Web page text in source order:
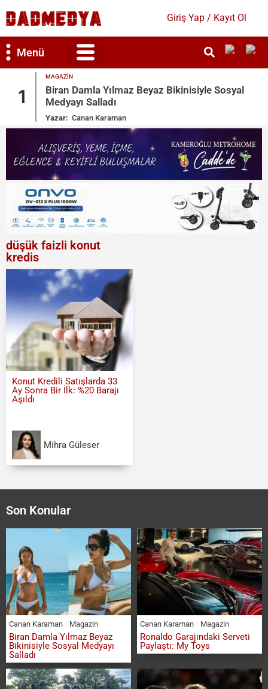
Giriş Yap / Kayıt Ol
Menü
1
MAGAZIN
Biran Damla Yılmaz Beyaz Bikinisiyle Sosyal
Medyayı Salladı
Yazar: Canan Karaman
düşük faizli konut
kredis
Konut Kredili Satışlarda 33
Ay Sonra Bir İlk: %20 Barajı
Aşıldı
Mihra Güleser
Son Konular
Canan Karaman Magazin
Biran Damla Yılmaz Beyaz
Bikinisiyle Sosyal Medyayı
Salladı
Canan Karaman Magazin
Ronaldo Garajındaki Serveti
Paylaştı: My Toys